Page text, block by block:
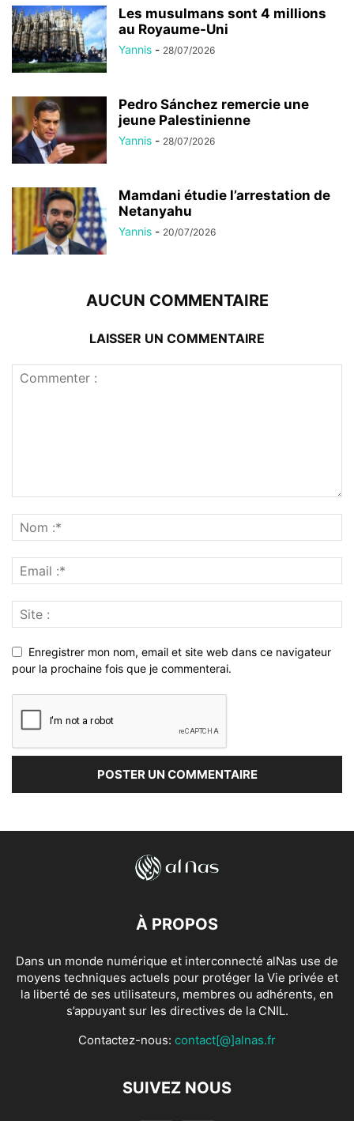
Les musulmans sont 4 millions
au Royaume-Uni
Yannis - 28/07/2026
Pedro Sánchez remercie une
jeune Palestinienne
Yannis - 28/07/2026
Mamdani étudie l’arrestation de
Netanyahu
Yannis - 20/07/2026
AUCUN COMMENTAIRE
LAISSER UN COMMENTAIRE
Enregistrer mon nom, email et site web dans ce navigateur
pour la prochaine fois que je commenterai.
À PROPOS
Dans un monde numérique et interconnecté alNas use de
moyens techniques actuels pour protéger la Vie privée et
la liberté de ses utilisateurs, membres ou adhérents, en
s’appuyant sur les directives de la CNIL.
Contactez-nous: contact[@]alnas.fr
SUIVEZ NOUS